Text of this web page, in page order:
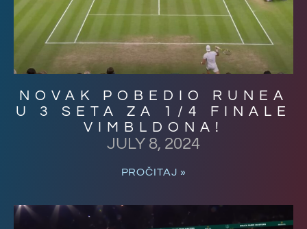
NOVAK POBEDIO RUNEA
U 3 SETA ZA 1/4 FINALE
VIMBLDONA!
JULY 8, 2024
PROČITAJ »